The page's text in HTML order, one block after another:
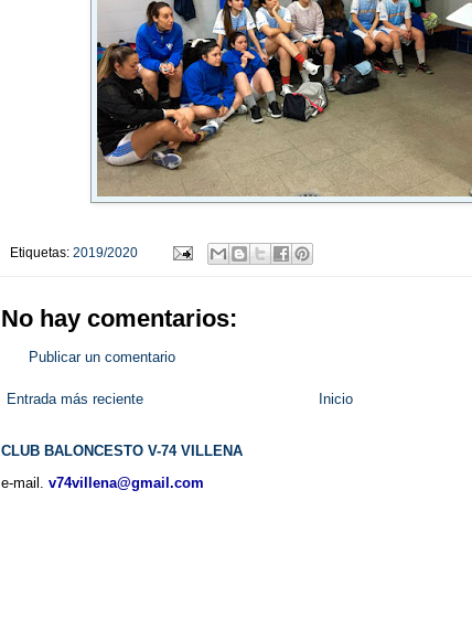
Etiquetas: 2019/2020
No hay comentarios:
Publicar un comentario
Entrada más reciente Inicio
CLUB BALONCESTO V-74 VILLENA
e-mail. v74villena@gmail.com